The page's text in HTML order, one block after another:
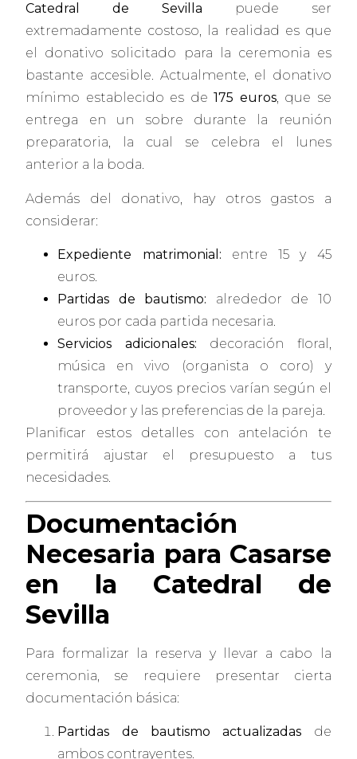
Catedral de Sevilla puede ser
extremadamente costoso, la realidad es que
el donativo solicitado para la ceremonia es
bastante accesible. Actualmente, el donativo
mínimo establecido es de175 euros, que se
entrega en un sobre durante la reunión
preparatoria, la cual se celebra el lunes
anterior a la boda.
Además del donativo, hay otros gastos a
considerar:
Expediente matrimonial: entre 15 y 45
euros.
Partidas de bautismo: alrededor de 10
euros por cada partida necesaria.
Servicios adicionales: decoración floral,
música en vivo (organista o coro) y
transporte, cuyos precios varían según el
proveedor y las preferencias de la pareja.
Planificar estos detalles con antelación te
permitirá ajustar el presupuesto a tus
necesidades.
Documentación
Necesaria para Casarse
en la Catedral de
Sevilla
Para formalizar la reserva y llevar a cabo la
ceremonia, se requiere presentar cierta
documentación básica:
Partidas de bautismo actualizadas de
ambos contrayentes.